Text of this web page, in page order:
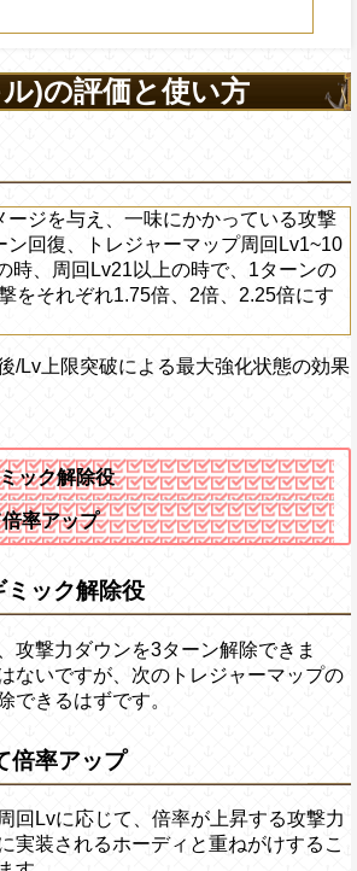
アクション
を30%下げ、博識タ
げる
)の評価と使い方
ージを与え、一味にかかっている攻撃
ン回復、トレジャーマップ周回Lv1~10
時、周回Lv21以上の時で、1ターンの
をそれぞれ1.75倍、2倍、2.25倍にす
/Lv上限突破による最大強化状態の効果
ック解除役
率アップ
ミック解除役
攻撃力ダウンを3ターン解除できま
ないですが、次のトレジャーマップの
できるはずです。
倍率アップ
回Lvに応じて、倍率が上昇する攻撃力
実装されるホーディと重ねがけするこ